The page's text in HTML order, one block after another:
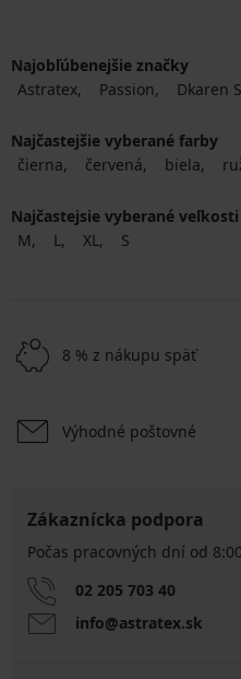
Najobľúbenejšie značky
Astratex
Passion Dkaren
Najčastejšie vyberané farby
čierna
červená biela
Najčastejsie vyberané veľkosti
M
L XL S
8 % z nákupu späť
Výhodné poštovné
Zákaznícka podpora
Počas pracovných dní od
02 205 703 40
info@astratex.sk